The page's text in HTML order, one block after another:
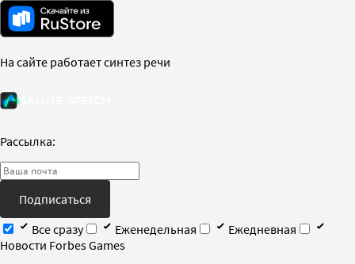
На сайте работает синтез речи
Рассылка:
Подписаться
Все сразу
Еженедельная
Ежедневная
Новости Forbes Games